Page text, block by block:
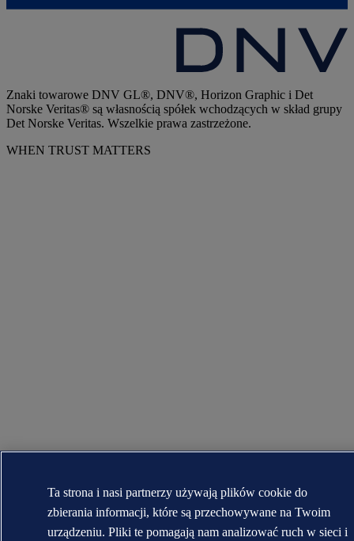
Znaki towarowe DNV GL®, DNV®, Horizon Graphic i Det
Norske Veritas® są własnością spółek wchodzących w skład grupy
Det Norske Veritas. Wszelkie prawa zastrzeżone.
WHEN TRUST MATTERS
Ta strona i nasi partnerzy używają plików cookie do
zbierania informacji, które są przechowywane na Twoim
urządzeniu. Pliki te pomagają nam analizować ruch w sieci i